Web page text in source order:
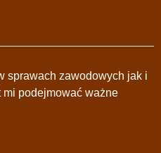
sprawach zawodowych jak i
mi podejmować ważne